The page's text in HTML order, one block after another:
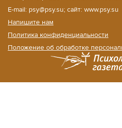
E-mail: psy@psy.su; сайт: www.psy.su
Напишите нам
Политика конфиденциальности
Положение об обработке